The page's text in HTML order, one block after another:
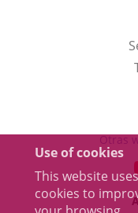
Use of cookies
This website uses
cookies to
Otras